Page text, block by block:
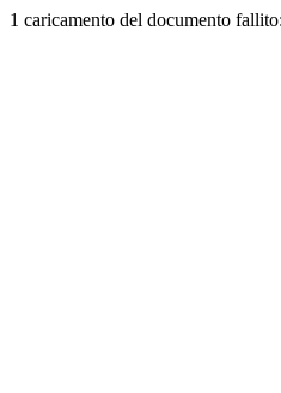
1 caricamento del documento